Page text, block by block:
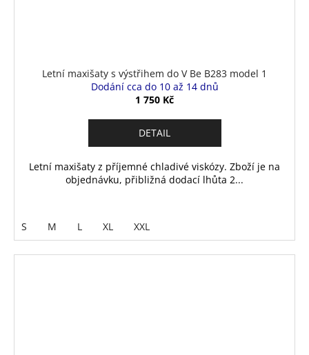
Letní maxišaty s výstřihem do V Be B283 model 1
Dodání cca do 10 až 14 dnů
1 750 Kč
DETAIL
Letní maxišaty z příjemné chladivé viskózy. Zboží je na
objednávku, přibližná dodací lhůta 2...
S M L XL XXL